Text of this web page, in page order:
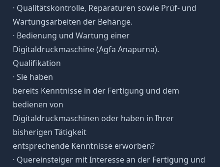
· Qualitätskontrolle, Reparaturen sowie Prüf- und
Wartungsarbeiten der Behänge.
· Bedienung und Wartung einer
Digitaldruckmaschine (Agfa Anapurna).
Qualifikation
· Sie haben
bereits Kenntnisse in der Fertigung und dem
bedienen von
Digitaldruckmaschinen oder haben in Ihrer
bisherigen Tätigkeit
entsprechende Kenntnisse erworben?
· Quereinsteiger mit Interesse an der Fertigung und